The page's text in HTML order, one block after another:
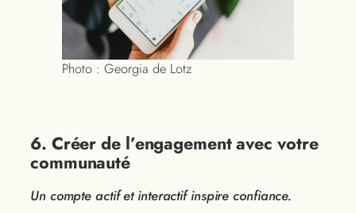
Photo : Georgia de Lotz
6. Créer de l’engagement avec votre
communauté
Un compte actif et interactif inspire confiance.